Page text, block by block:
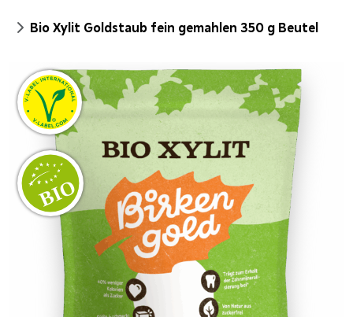
Bio Xylit Goldstaub fein gemahlen 350 g Beutel